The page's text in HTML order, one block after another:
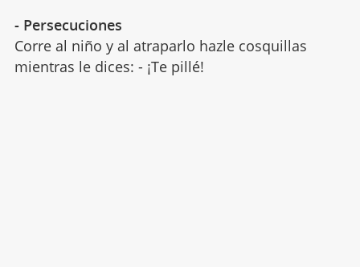
- Persecuciones
Corre al niño y al atraparlo hazle cosquillas
mientras le dices: - ¡Te pillé!